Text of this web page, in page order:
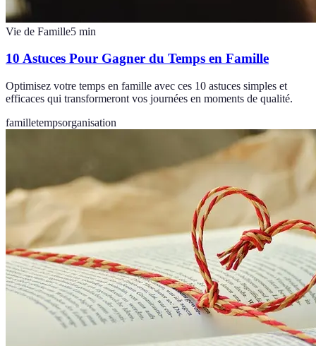
Vie de Famille5 min
10 Astuces Pour Gagner du Temps en Famille
Optimisez votre temps en famille avec ces 10 astuces simples et
efficaces qui transformeront vos journées en moments de qualité.
familletempsorganisation